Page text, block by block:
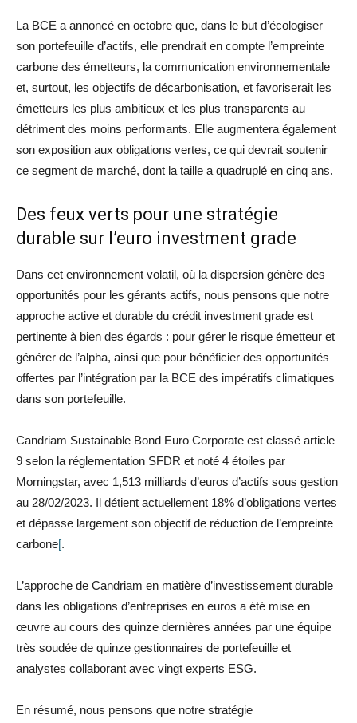
La BCE a annoncé en octobre que, dans le but d’écologiser
son portefeuille d’actifs, elle prendrait en compte l’empreinte
carbone des émetteurs, la communication environnementale
et, surtout, les objectifs de décarbonisation, et favoriserait les
émetteurs les plus ambitieux et les plus transparents au
détriment des moins performants. Elle augmentera également
son exposition aux obligations vertes, ce qui devrait soutenir
ce segment de marché, dont la taille a quadruplé en cinq ans.
Des feux verts pour une stratégie
durable sur l’euro investment grade
Dans cet environnement volatil, où la dispersion génère des
opportunités pour les gérants actifs, nous pensons que notre
approche active et durable du crédit investment grade est
pertinente à bien des égards : pour gérer le risque émetteur et
générer de l’alpha, ainsi que pour bénéficier des opportunités
offertes par l’intégration par la BCE des impératifs climatiques
dans son portefeuille.
Candriam Sustainable Bond Euro Corporate est classé article
9 selon la réglementation SFDR et noté 4 étoiles par
Morningstar, avec 1,513 milliards d’euros d’actifs sous gestion
au 28/02/2023. Il détient actuellement 18% d’obligations vertes
et dépasse largement son objectif de réduction de l’empreinte
carbone[.
L’approche de Candriam en matière d’investissement durable
dans les obligations d’entreprises en euros a été mise en
œuvre au cours des quinze dernières années par une équipe
très soudée de quinze gestionnaires de portefeuille et
analystes collaborant avec vingt experts ESG.
En résumé, nous pensons que notre stratégie